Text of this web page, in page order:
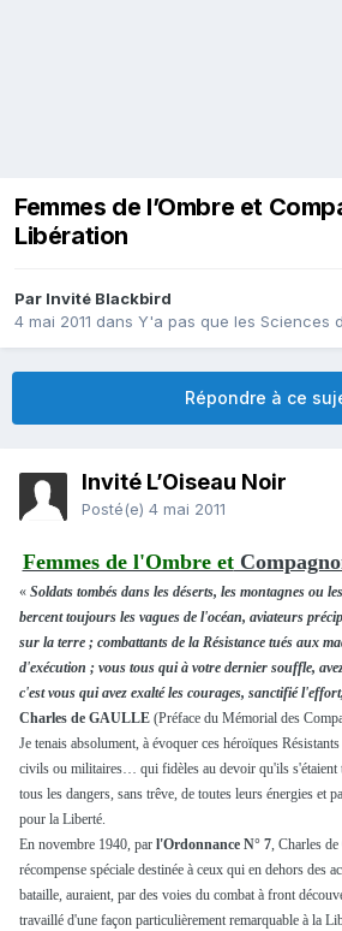
Femmes de l’Ombre et
Libération
Par Invité Blackbird
4 mai 2011 dans Y'a pas que les Sciences
Répondre à ce
Invité L’Oiseau Noir
Posté(e) 4 mai 2011
Femmes de l'Ombre et
« Soldats tombés dans les déserts, les montagnes ou
bercent toujours les vagues de l'océan, aviateurs
sur la terre ; combattants de la Résistance tués aux
d'exécution ; vous tous qui à votre dernier souffle,
c'est vous qui avez exalté les courages, sanctifié
Charles de GAULLE (Préface du Mémorial des
Je tenais absolument, à évoquer ces héroïques
civils ou militaires… qui fidèles au devoir qu'ils s'étaient
tous les dangers, sans trêve, de toutes leurs énergies et
pour la Liberté.
En novembre 1940, par l'Ordonnance N° 7, Charles
récompense spéciale destinée à ceux qui en dehors des
bataille, auraient, par des voies du combat à front
travaillé d'une façon particulièrement remarquable à la